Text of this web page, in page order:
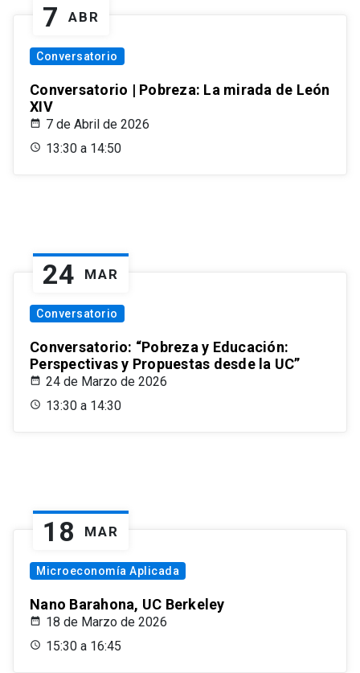
7 ABR
Conversatorio
Conversatorio | Pobreza: La mirada de León
XIV
7 de Abril de 2026
13:30 a 14:50
24 MAR
Conversatorio
Conversatorio: “Pobreza y Educación:
Perspectivas y Propuestas desde la UC”
24 de Marzo de 2026
13:30 a 14:30
18 MAR
Microeconomía Aplicada
Nano Barahona, UC Berkeley
18 de Marzo de 2026
15:30 a 16:45